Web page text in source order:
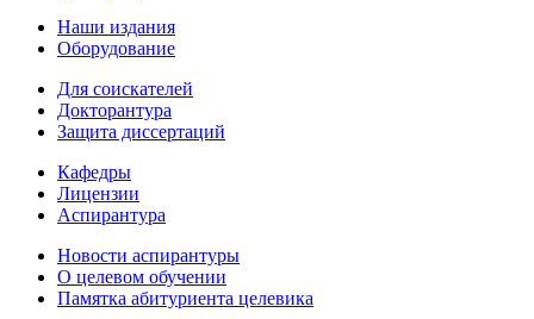
Наши издания
Оборудование
Для соискателей
Докторантура
Защита диссертаций
Кафедры
Лицензии
Аспирантура
Новости аспирантуры
О целевом обучении
Памятка абитуриента целевика